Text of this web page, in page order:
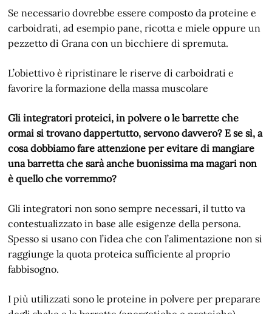
Se necessario dovrebbe essere composto da proteine e
carboidrati, ad esempio pane, ricotta e miele oppure un
pezzetto di Grana con un bicchiere di spremuta.
L’obiettivo è ripristinare le riserve di carboidrati e
favorire la formazione della massa muscolare
Gli integratori proteici, in polvere o le barrette che
ormai si trovano dappertutto, servono davvero? E se sì, a
cosa dobbiamo fare attenzione per evitare di mangiare
una barretta che sarà anche buonissima ma magari non
è quello che vorremmo?
Gli integratori non sono sempre necessari, il tutto va
contestualizzato in base alle esigenze della persona.
Spesso si usano con l’idea che con l’alimentazione non si
raggiunge la quota proteica sufficiente al proprio
fabbisogno.
I più utilizzati sono le proteine in polvere per preparare